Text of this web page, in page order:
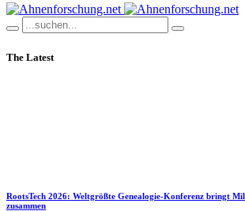
The Latest
RootsTech 2026: Weltgrößte Genealogie-Konferenz bringt
zusammen